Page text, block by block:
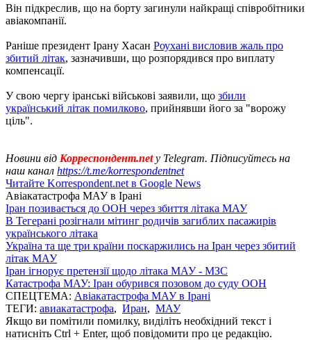
Він підкреслив, що на борту загинули найкращі співробітники
авіакомпанії.
Раніше президент Ірану Хасан Роухані висловив жаль про
збитий літак, зазначивши, що розпорядився про виплату
компенсації.
У свою чергу іранські військові заявили, що збили
український літак помилково, прийнявши його за "ворожу
ціль".
Новини від Корреспондент.netу Telegram. Підписуйтесь на
наш канал https://t.me/korrespondentnet
Читайте Korrespondent.net в Google News
Авіакатастрофа МАУ в Ірані
Іран позивається до ООН через збиття літака МАУ
В Тегерані розігнали мітинг родичів загиблих пасажирів
українського літака
Україна та ще три країни поскаржились на Іран через збитий
літак МАУ
Іран ігнорує претензії щодо літака МАУ - МЗС
Катастрофа МАУ: Іран обурився позовом до суду ООН
СПЕЦТЕМА: Авіакатастрофа МАУ в Ірані
ТЕГИ: авиакатастрофа, Иран, МАУ
Якщо ви помітили помилку, виділіть необхідний текст і
натисніть Ctrl + Enter, щоб повідомити про це редакцію.